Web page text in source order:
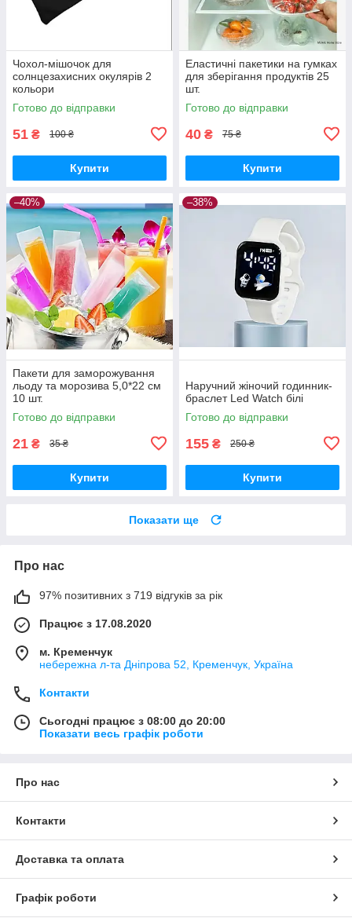
Чохол-мішочок для
солнцезахисних окулярів 2
кольори
Готово до відправки
51 ₴ 100 ₴
Купити
Еластичні пакетики на гумках
для зберігання продуктів 25
шт.
Готово до відправки
40 ₴ 75 ₴
Купити
–40%
Пакети для заморожування
льоду та морозива 5,0*22 см
10 шт.
Готово до відправки
21 ₴ 35 ₴
Купити
–38%
Наручний жіночий годинник-
браслет Led Watch білі
Готово до відправки
155 ₴ 250 ₴
Купити
Показати ще
Про нас
97% позитивних з 719 відгуків за рік
Працює з 17.08.2020
м. Кременчук
небережна л-та Дніпрова 52, Кременчук, Україна
Контакти
Сьогодні працює з 08:00 до 20:00
Показати весь графік роботи
Про нас
Контакти
Доставка та оплата
Графік роботи